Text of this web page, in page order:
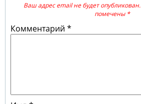
Ваш адрес email не будет опубликован.
помечены *
Комментарий *